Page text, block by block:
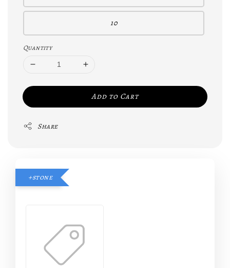
10
Quantity
Add to Cart
Share
+stone